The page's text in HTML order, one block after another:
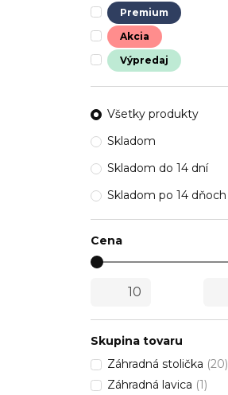
Premium
Akcia
Výpredaj
Všetky produkty
Skladom
Skladom do 14 dní
Skladom po 14 dňoch
Cena
Skupina tovaru
Záhradná stolička (20)
Záhradná lavica (1)